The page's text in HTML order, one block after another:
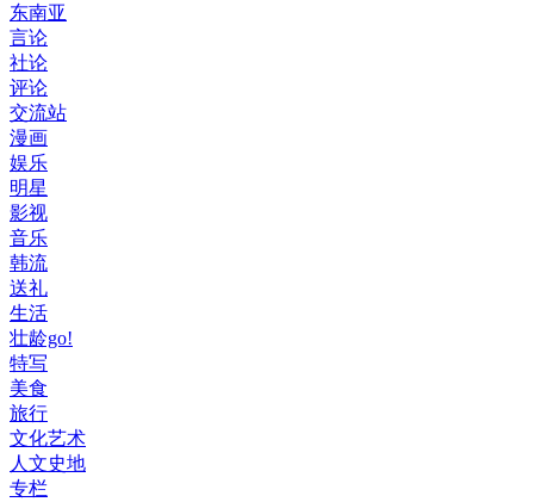
东南亚
言论
社论
评论
交流站
漫画
娱乐
明星
影视
音乐
韩流
送礼
生活
壮龄go!
特写
美食
旅行
文化艺术
人文史地
专栏